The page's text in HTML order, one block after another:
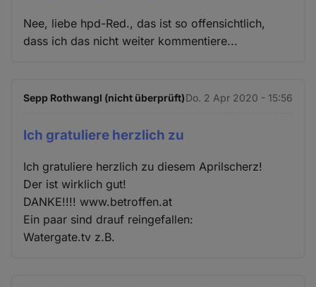
Nee, liebe hpd-Red., das ist so offensichtlich,
dass ich das nicht weiter kommentiere...
Sepp Rothwangl (nicht überprüft)Do. 2 Apr 2020 - 15:56
Ich gratuliere herzlich zu
Ich gratuliere herzlich zu diesem Aprilscherz!
Der ist wirklich gut!
DANKE!!!! www.betroffen.at
Ein paar sind drauf reingefallen:
Watergate.tv z.B.